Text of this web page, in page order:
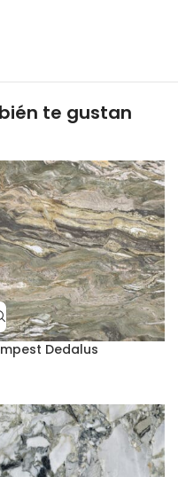
te gustan
Dedalus